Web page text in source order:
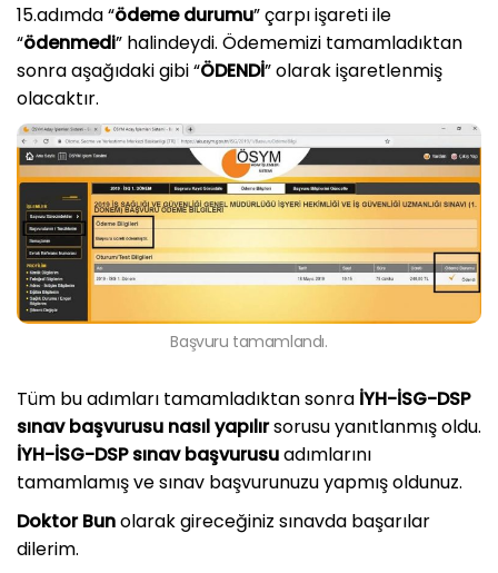
15.adımda “ödeme durumu” çarpı işareti ile
“ödenmedi” halindeydi. Ödememizi tamamladıktan
sonra aşağıdaki gibi “ÖDENDİ” olarak işaretlenmiş
olacaktır.
Başvuru tamamlandı.
Tüm bu adımları tamamladıktan sonra İYH-İSG-DSP
sınav başvurusu nasıl yapılırsorusu yanıtlanmış oldu.
İYH-İSG-DSP sınav başvurusuadımlarını
tamamlamış ve sınav başvurunuzu yapmış oldunuz.
Doktor Bunolarak gireceğiniz sınavda başarılar
dilerim.